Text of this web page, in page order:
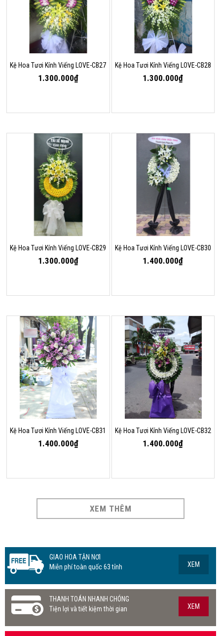
Kệ Hoa Tươi Kính Viếng LOVE-CB27
1.300.000₫
Kệ Hoa Tươi Kính Viếng LOVE-CB28
1.300.000₫
Kệ Hoa Tươi Kính Viếng LOVE-CB29
1.300.000₫
Kệ Hoa Tươi Kính Viếng LOVE-CB30
1.400.000₫
Kệ Hoa Tươi Kính Viếng LOVE-CB31
1.400.000₫
Kệ Hoa Tươi Kính Viếng LOVE-CB32
1.400.000₫
XEM THÊM
GIAO HOA TẬN NƠI
Miễn phí toàn quốc 63 tỉnh
XEM
THANH TOÁN NHANH CHÓNG
Tiện lợi và tiết kiệm thời gian
XEM